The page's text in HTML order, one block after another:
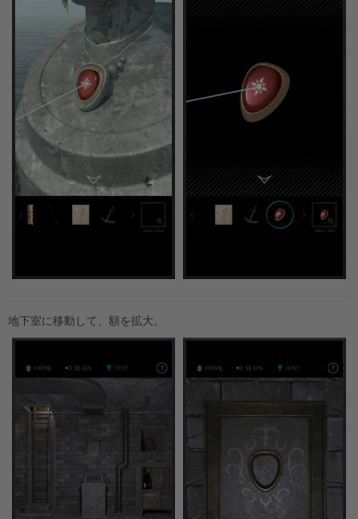
地下室に移動して、額を拡大。